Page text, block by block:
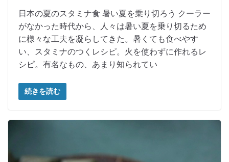
日本の夏のスタミナ食 暑い夏を乗り切ろう クーラー
がなかった時代から、人々は暑い夏を乗り切るため
に様々な工夫を凝らしてきた。暑くても食べやす
い、スタミナのつくレシピ。火を使わずに作れるレ
シピ。有名なもの、あまり知られてい
続きを読む